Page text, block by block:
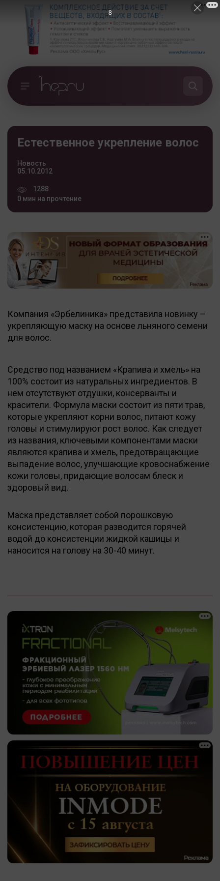
Естественное укрепление волос
Новость
05.10.2012
1288
0 мин на прочтение
Компания «Эрбелиника» представила новинку –
укрепляющую маску на основе льняного семени
для волос.
Средство под названием «Крапива и хмель» на
100% состоит из натуральных ингредиентов. В
нем отсутствуют отдушки, консерванты и
красители. Формула маски состоит из пяти трав,
которые укрепляют корни волос, питают кожу
головы и стимулируют рост волос. Как следует
из названия, ключевыми компонентами маски
являются крапива и хмель, предотвращающие
выпадение волос, улучшающие кровоснабжение
кожи головы, придающие волосам блеск и
здоровый вид.
Маска представляет собой порошковую
консистенцию, которая разводится горячей
водой до консистенции жидкой кашицы и
наносится на голову на 30-40 минут.
7